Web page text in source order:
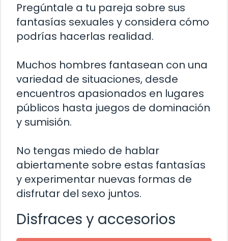
Pregúntale a tu pareja sobre sus
fantasías sexuales y considera cómo
podrías hacerlas realidad.
Muchos hombres fantasean con una
variedad de situaciones, desde
encuentros apasionados en lugares
públicos hasta juegos de dominación
y sumisión.
No tengas miedo de hablar
abiertamente sobre estas fantasías
y experimentar nuevas formas de
disfrutar del sexo juntos.
Disfraces y accesorios